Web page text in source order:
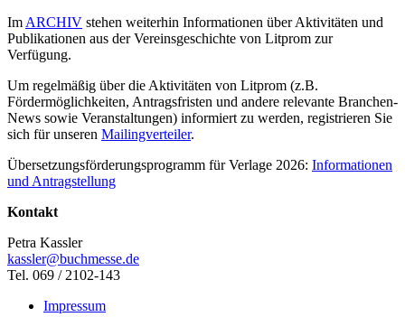
Im ARCHIV stehen weiterhin Informationen über Aktivitäten und
Publikationen aus der Vereinsgeschichte von Litprom zur
Verfügung.
Um regelmäßig über die Aktivitäten von Litprom (z.B.
Fördermöglichkeiten, Antragsfristen und andere relevante Branchen-
News sowie Veranstaltungen) informiert zu werden, registrieren Sie
sich für unseren Mailingverteiler.
Übersetzungsförderungsprogramm für Verlage 2026: Informationen
und Antragstellung
Kontakt
Petra Kassler
kassler@buchmesse.de
Tel. 069 / 2102-143
Impressum